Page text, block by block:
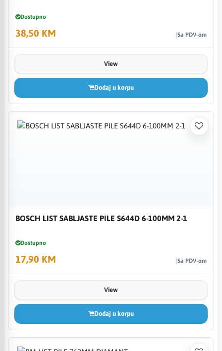
Dostupno
38,50 KM Sa PDV-om
View
Dodaj u korpu
BOSCH LIST SABLJASTE PILE S644D 6-100MM 2-1
Dostupno
17,90 KM Sa PDV-om
View
Dodaj u korpu